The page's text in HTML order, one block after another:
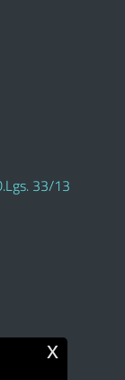
33/13
x